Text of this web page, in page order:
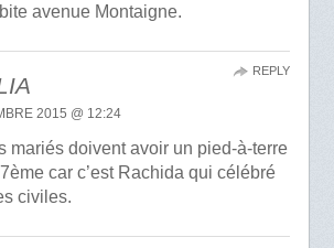
avenue Montaigne.
2015 @ 12:24
mariés doivent avoir un pied-à-terre
car c’est Rachida qui célébré
civiles.
REPLY